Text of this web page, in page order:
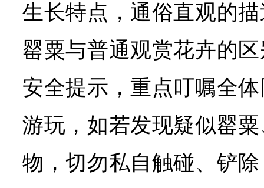
生长特点，通俗直观的
罂粟与普通观赏花卉的
安全提示，重点叮嘱全
游玩，如若发现疑似罂
物，切勿私自触碰、铲